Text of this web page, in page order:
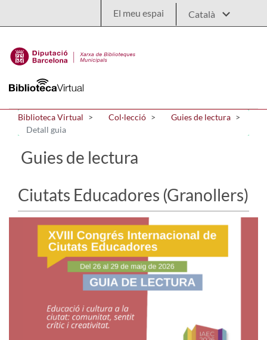
El meu espai
Biblioteca Virtual Col·lecció
Guies de lectura
Detall guia
Guies de lectura
Ciutats Educadores (Granollers)